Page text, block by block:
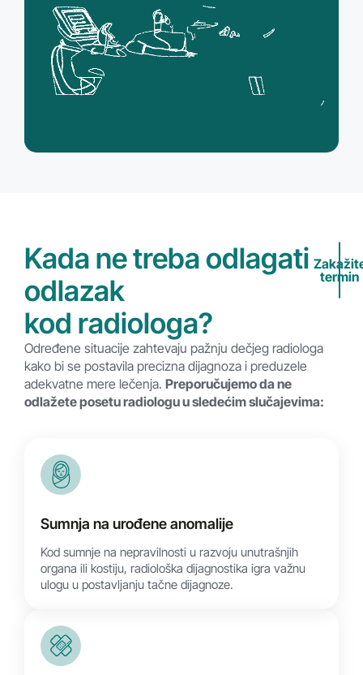
Kada ne treba odlagati
odlazak
kod radiologa?
termin
Određene situacije zahtevaju pažnju dečjeg radiologa
kako bi se postavila precizna dijagnoza i preduzele
adekvatne mere lečenja. Preporučujemo da ne
odlažete posetu radiologu u sledećim slučajevima:
Sumnja na urođene anomalije
Kod sumnje na nepravilnosti u razvoju unutrašnjih
organa ili kostiju, radiološka dijagnostika igra važnu
ulogu u postavljanju tačne dijagnoze.